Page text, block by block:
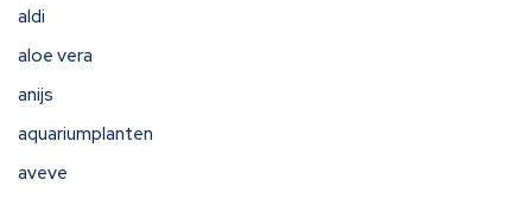
aldi
aloe vera
anijs
aquariumplanten
aveve